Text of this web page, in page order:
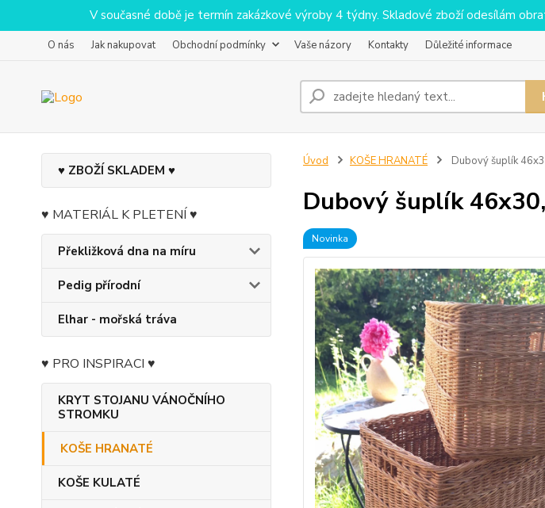
V současné době je termín zakázkové výroby 4 týdny. Skladové zboží odesílám
O nás Jak nakupovat Obchodní podmínky Vaše názory Kontakty Důležité informace
♥ ZBOŽÍ SKLADEM ♥
♥ MATERIÁL K PLETENÍ ♥
Překližková dna na míru
Pedig přírodní
Elhar - mořská tráva
♥ PRO INSPIRACI ♥
KRYT STOJANU VÁNOČNÍHO
STROMKU
KOŠE HRANATÉ
KOŠE KULATÉ
Úvod KOŠE HRANATÉ Dubový šuplík
Dubový šuplík
Novinka